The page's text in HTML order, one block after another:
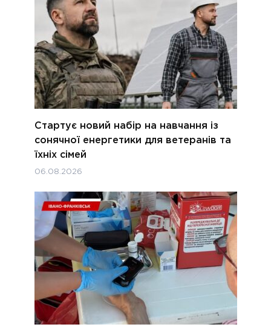
Стартує новий набір на навчання із
сонячної енергетики для ветеранів та
їхніх сімей
06.08.2026